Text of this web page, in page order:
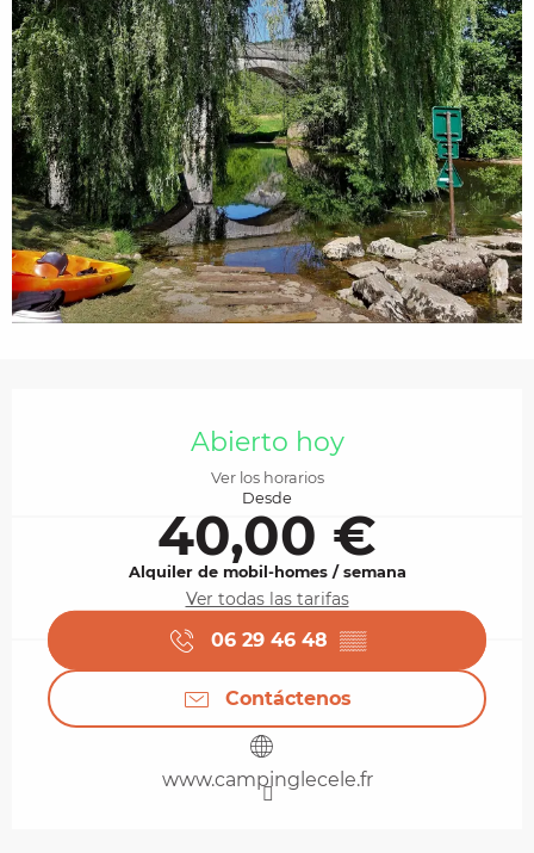
Abierto hoy
Ver los horarios
Desde
40,00 €
Alquiler de mobil-homes / semana
Ver todas las tarifas
06 29 46 48 ▒▒
Contáctenos
www.campinglecele.fr